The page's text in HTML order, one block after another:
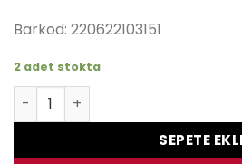
Barkod: 220622103151
2 adet stokta
Yamaha Mt125 (Abs) 15-19
SEPETE